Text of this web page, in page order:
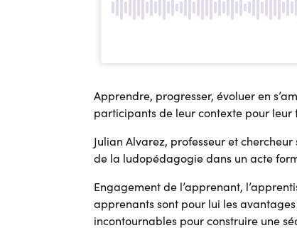
Apprendre, progresser, évoluer en
participants de leur contexte pour
Julian Alvarez, professeur et
de la ludopédagogie dans un acte
Engagement de l’apprenant,
apprenants sont pour lui les
incontournables pour construire une